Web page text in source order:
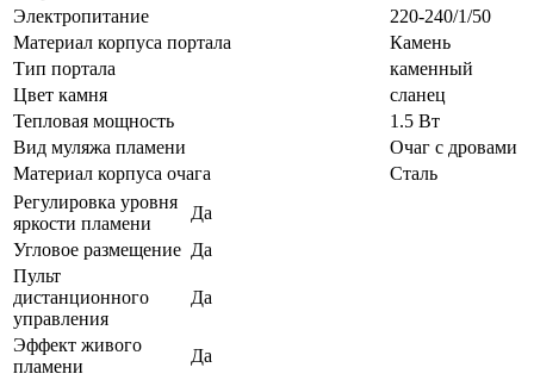
Электропитание
220-240/1/50
Материал корпуса портала
Камень
Тип портала
каменный
Цвет камня
сланец
Тепловая мощность
1.5 Вт
Вид муляжа пламени
Очаг с дровами
Материал корпуса очага
Сталь
Регулировка уровня
яркости пламени
Да
Угловое размещение Да
Пульт
дистанционного
управления
Да
Эффект живого
пламени
Да